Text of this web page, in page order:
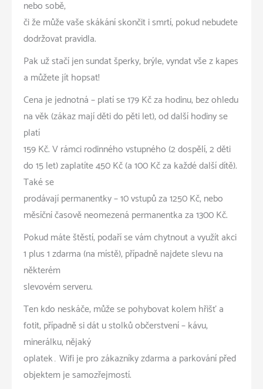
nebo sobě,
či že může vaše skákání skončit i smrtí, pokud nebudete
dodržovat pravidla.
Pak už stačí jen sundat šperky, brýle, vyndat vše z kapes
a můžete jít hopsat!
Cena je jednotná – platí se 179 Kč za hodinu, bez ohledu
na věk (zákaz mají děti do pěti let), od další hodiny se
platí
159 Kč. V rámci rodinného vstupného (2 dospělí, 2 děti
do 15 let) zaplatíte 450 Kč (a 100 Kč za každé další dítě).
Také se
prodávají permanentky – 10 vstupů za 1250 Kč, nebo
měsíční časově neomezená permanentka za 1300 Kč.
Pokud máte štěstí, podaří se vám chytnout a využít akci
1 plus 1 zdarma (na místě), případně najdete slevu na
některém
slevovém serveru.
Ten kdo neskáče, může se pohybovat kolem hřišť a
fotit, případně si dát u stolků občerstvení – kávu,
minerálku, nějaký
oplatek… Wifi je pro zákazníky zdarma a parkování před
objektem je samozřejmostí.